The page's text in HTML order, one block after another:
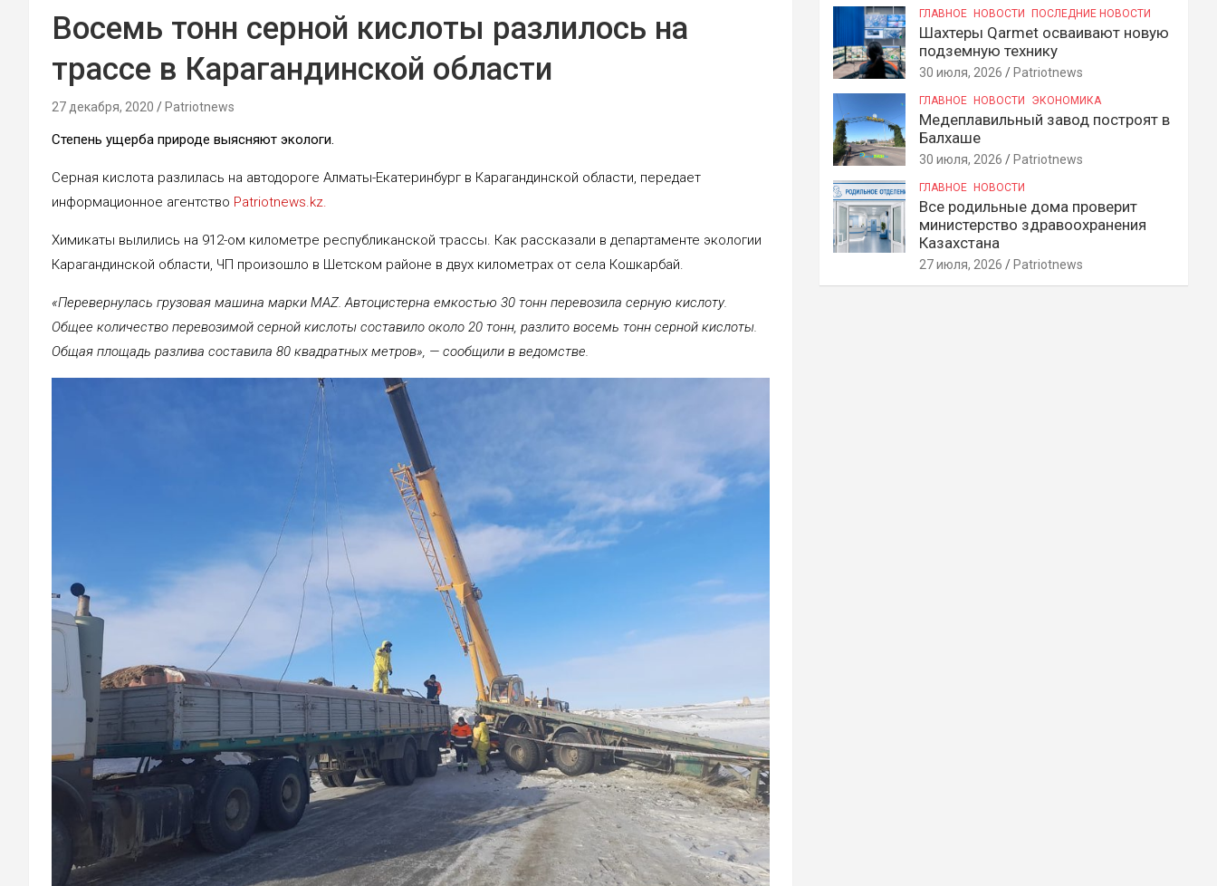
Восемь тонн серной кислоты разлилось на
трассе в Карагандинской области
27 декабря, 2020 Patriotnews
Степень ущерба природе выясняют экологи.
Серная кислота разлилась на автодороге Алматы-Екатеринбург в Карагандинской области, передает
информационное агентство Patriotnews.kz.
Химикаты вылились на 912-ом километре республиканской трассы. Как рассказали в департаменте экологии
Карагандинской области, ЧП произошло в Шетском районе в двух километрах от села Кошкарбай.
«Перевернулась грузовая машина марки MAZ. Автоцистерна емкостью 30 тонн перевозила серную кислоту.
Общее количество перевозимой серной кислоты составило около 20 тонн, разлито восемь тонн серной кислоты.
Общая площадь разлива составила 80 квадратных метров», — сообщили в ведомстве.
ГЛАВНОЕ НОВОСТИ ПОСЛЕДНИЕ НОВОСТИ
Шахтеры Qarmet осваивают новую
подземную технику
30 июля, 2026 Patriotnews
ГЛАВНОЕ НОВОСТИ ЭКОНОМИКА
Медеплавильный завод построят в
Балхаше
30 июля, 2026 Patriotnews
ГЛАВНОЕ НОВОСТИ
Все родильные дома проверит
министерство здравоохранения
Казахстана
27 июля, 2026 Patriotnews